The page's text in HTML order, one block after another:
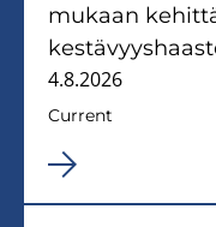
mukaan
4.8.2026
Current